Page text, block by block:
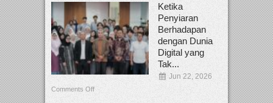
Ketika
Penyiaran
Berhadapan
dengan Dunia
Digital yang
Tak...
Jun 22, 2026
Comments Off